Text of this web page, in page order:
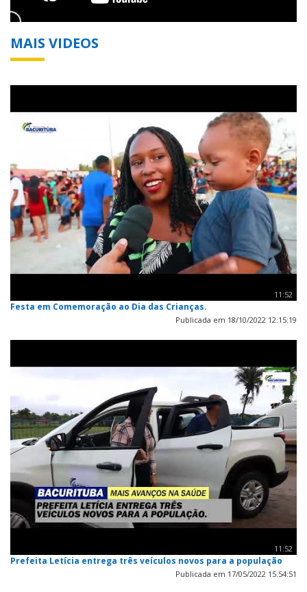
MAIS VIDEOS
11:52
Festa em Comemoração ao Dia das Crianças.
Publicada em 18/10/2022 12:15:19
11:52
Prefeita Letícia entrega três veículos novos para a população
Publicada em 17/05/2022 15:54:51